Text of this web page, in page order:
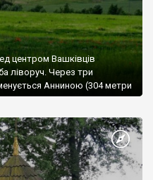
центром Вашківців
ліворуч. Через три
Анниною (304 метри
монастирських